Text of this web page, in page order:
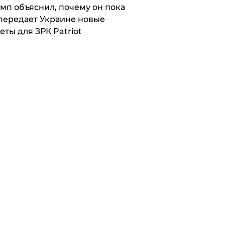
объяснил, почему он пока
Украине новые
для ЗРК Patriot